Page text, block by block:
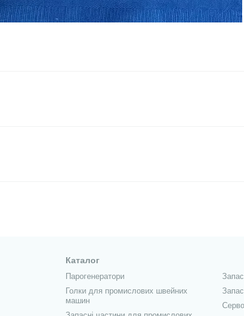
Каталог
Парогенератори
Голки для промислових швейних
машин